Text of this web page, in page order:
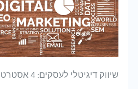
שיווק דיגיטלי לעסקים: 4 אסטרטגיות מרכזיות